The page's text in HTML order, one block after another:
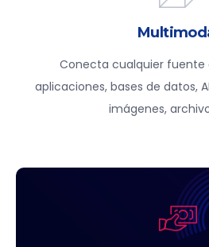
Conecta cualquier fuente
aplicaciones, bases de datos,
imágenes,